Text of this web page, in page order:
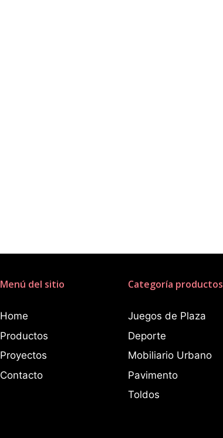
Menú del sitio
Home
Productos
Proyectos
Contacto
Categoría productos
Juegos de Plaza
Deporte
Mobiliario Urbano
Pavimento
Toldos